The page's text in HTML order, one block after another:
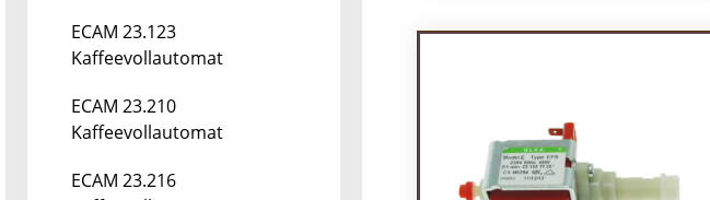
ECAM 23.123
Kaffeevollautomat
ECAM 23.210
Kaffeevollautomat
ECAM 23.216